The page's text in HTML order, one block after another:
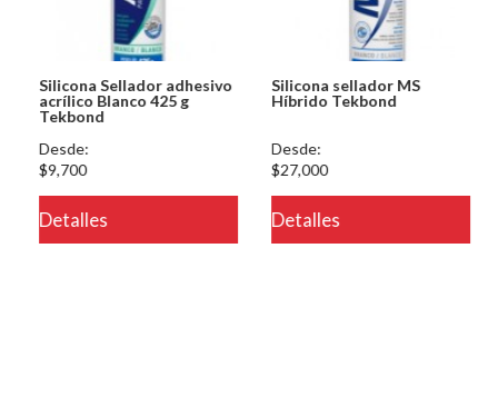
ver.php
Silicona Sellador adhesivo
acrílico Blanco 425 g
Tekbond
Desde:
$9,700
Detalles
Silicona sellador MS
Híbrido Tekbond
Desde:
$27,000
Detalles